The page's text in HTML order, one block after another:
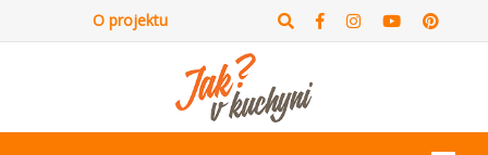
O projektu